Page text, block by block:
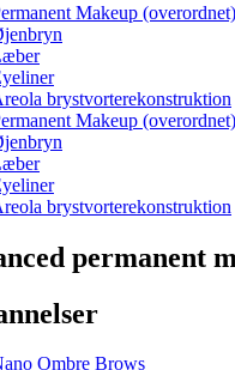
Makeup (overordnet)
brystvorterekonstruktion
Makeup (overordnet)
brystvorterekonstruktion
permanent
Ombre Brows